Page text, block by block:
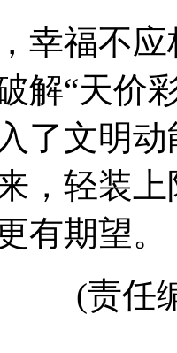
幸福不
解“天价
了文明
，轻装
有期望。
(责任